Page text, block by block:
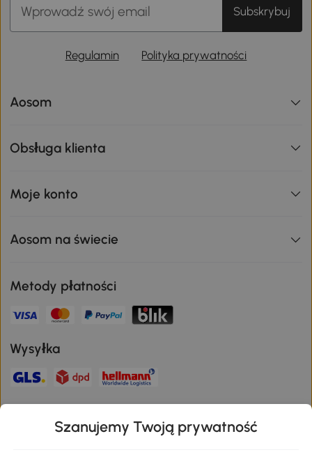
Subskrybuj
Regulamin Polityka prywatności
Aosom
Obsługa klienta
Moje konto
Aosom na świecie
Metody płatności
Wysyłka
Szanujemy Twoją prywatność